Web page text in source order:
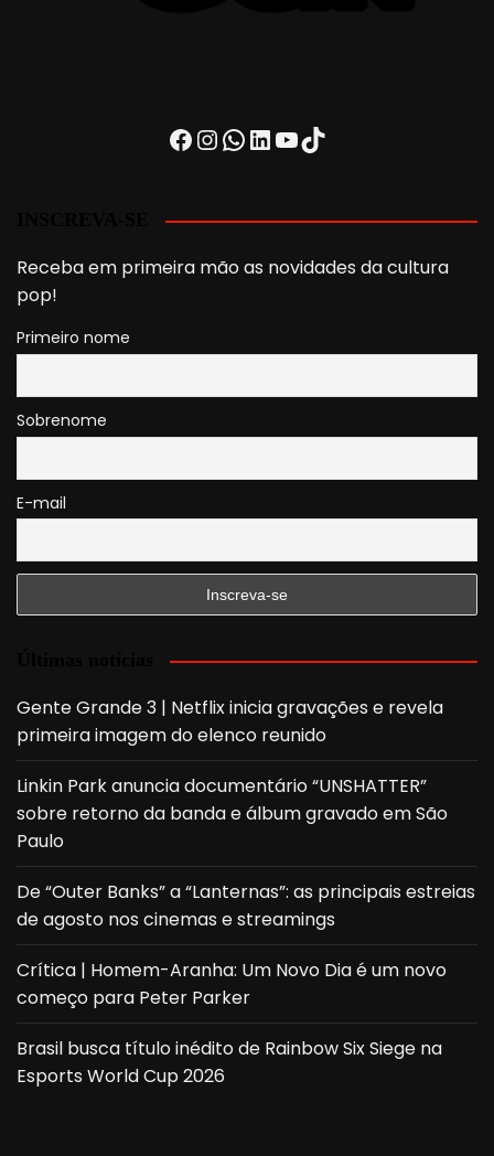
Facebook
Instagram
WhatsApp
LinkedIn
Youtube
TikTok
Receba em primeira mão as novidades da cultura
pop!
Primeiro nome
Sobrenome
E-mail
Gente Grande 3 | Netflix inicia gravações e revela
primeira imagem do elenco reunido
Linkin Park anuncia documentário “UNSHATTER”
sobre retorno da banda e álbum gravado em São
Paulo
De “Outer Banks” a “Lanternas”: as principais estreias
de agosto nos cinemas e streamings
Crítica | Homem-Aranha: Um Novo Dia é um novo
começo para Peter Parker
Brasil busca título inédito de Rainbow Six Siege na
Esports World Cup 2026